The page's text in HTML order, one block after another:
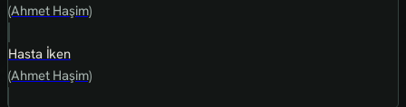
(Ahmet Haşim)
Hasta İken
(Ahmet Haşim)